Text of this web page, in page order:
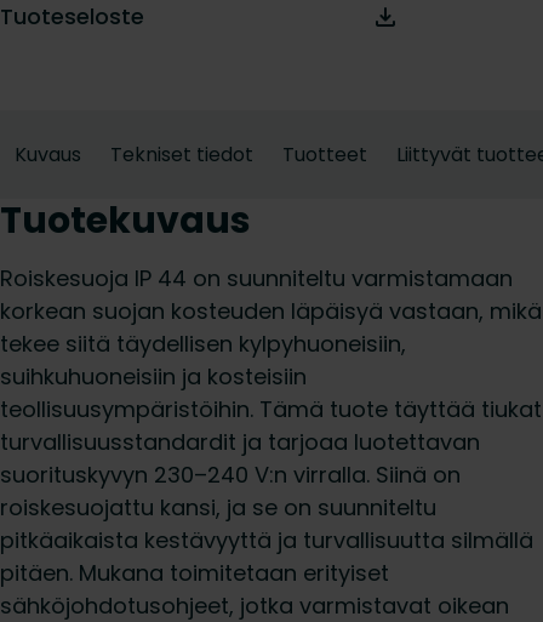
Tuoteseloste
Kuvaus Tekniset tiedot Tuotteet Liittyvät
Tuotekuvaus
Roiskesuoja IP 44 on suunniteltu varmistamaan
korkean suojan kosteuden läpäisyä vastaan, mikä
tekee siitä täydellisen kylpyhuoneisiin,
suihkuhuoneisiin ja kosteisiin
teollisuusympäristöihin. Tämä tuote täyttää tiukat
turvallisuusstandardit ja tarjoaa luotettavan
suorituskyvyn 230–240 V:n virralla. Siinä on
roiskesuojattu kansi, ja se on suunniteltu
pitkäaikaista kestävyyttä ja turvallisuutta silmällä
pitäen. Mukana toimitetaan erityiset
sähköjohdotusohjeet, jotka varmistavat oikean